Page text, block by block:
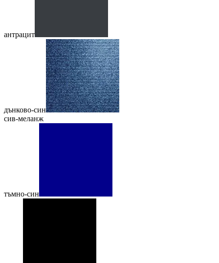
антрацит
дънково-син
сив-меланж
тъмно-син